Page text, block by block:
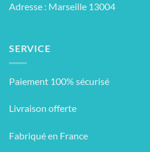
Adresse : Marseille 13004
SERVICE
Paiement 100% sécurisé
Livraison offerte
Fabriqué en France